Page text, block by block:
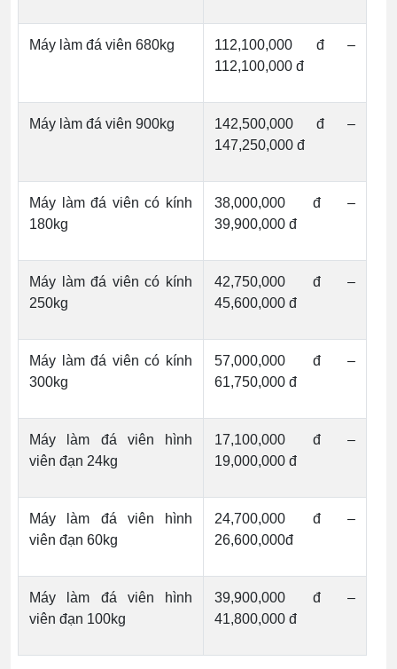
Máy làm đá viên 680kg
112,100,000 đ –
112,100,000 đ
Máy làm đá viên 900kg
142,500,000 đ –
147,250,000 đ
Máy làm đá viên có kính
180kg
38,000,000 đ –
39,900,000 đ
Máy làm đá viên có kính
250kg
42,750,000 đ –
45,600,000 đ
Máy làm đá viên có kính
300kg
57,000,000 đ –
61,750,000 đ
Máy làm đá viên hình
viên đạn 24kg
17,100,000 đ –
19,000,000 đ
Máy làm đá viên hình
viên đạn 60kg
24,700,000 đ –
26,600,000đ
Máy làm đá viên hình
viên đạn 100kg
39,900,000 đ –
41,800,000 đ